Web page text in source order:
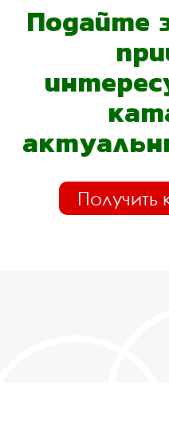
Подайте
Получить